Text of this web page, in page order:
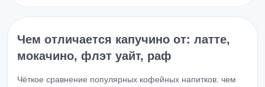
Чем отличается капучино от: латте,
мокачино, флэт уайт, раф
Чёткое сравнение популярных кофейных напитков: чем